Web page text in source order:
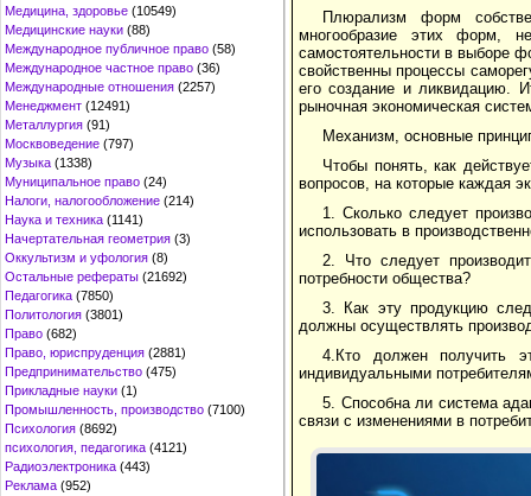
Медицина, здоровье (10549)
Медицинские науки (88)
Международное публичное право (58)
Международное частное право (36)
Международные отношения (2257)
Менеджмент (12491)
Металлургия (91)
Москвоведение (797)
Музыка (1338)
Муниципальное право (24)
Налоги, налогообложение (214)
Наука и техника (1141)
Начертательная геометрия (3)
Оккультизм и уфология (8)
Остальные рефераты (21692)
Педагогика (7850)
Политология (3801)
Право (682)
Право, юриспруденция (2881)
Предпринимательство (475)
Прикладные науки (1)
Промышленность, производство (7100)
Психология (8692)
психология, педагогика (4121)
Радиоэлектроника (443)
Реклама (952)
Плюрализм форм
многообразие этих форм,
самостоятельности в выборе
свойственны процессы
его создание и ликвидацию.
рыночная экономическая
Механизм, основные
Чтобы понять, как
вопросов, на которые каждая
1. Сколько следует
использовать в
2. Что следует
потребности общества?
3. Как эту продукцию
должны осуществлять
4.Кто должен получить
индивидуальными
5. Способна ли система
связи с изменениями в